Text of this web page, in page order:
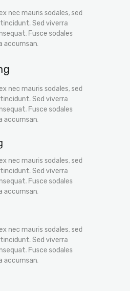
nec mauris sodales, sed
Sed viverra
Fusce sodales
accumsan.
nec mauris sodales, sed
Sed viverra
Fusce sodales
accumsan.
nec mauris sodales, sed
Sed viverra
Fusce sodales
accumsan.
nec mauris sodales, sed
Sed viverra
Fusce sodales
accumsan.